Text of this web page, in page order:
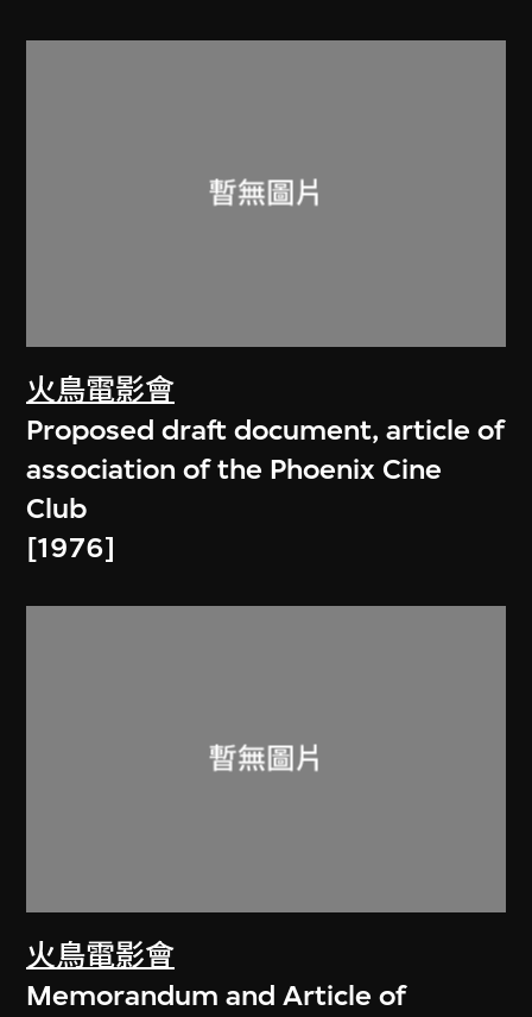
火鳥電影會
Proposed draft document, article of
association of the Phoenix Cine
Club
[1976]
火鳥電影會
Memorandum and Article of